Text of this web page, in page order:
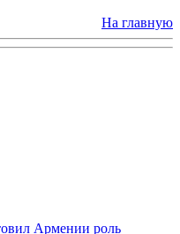
На главную
Армении роль